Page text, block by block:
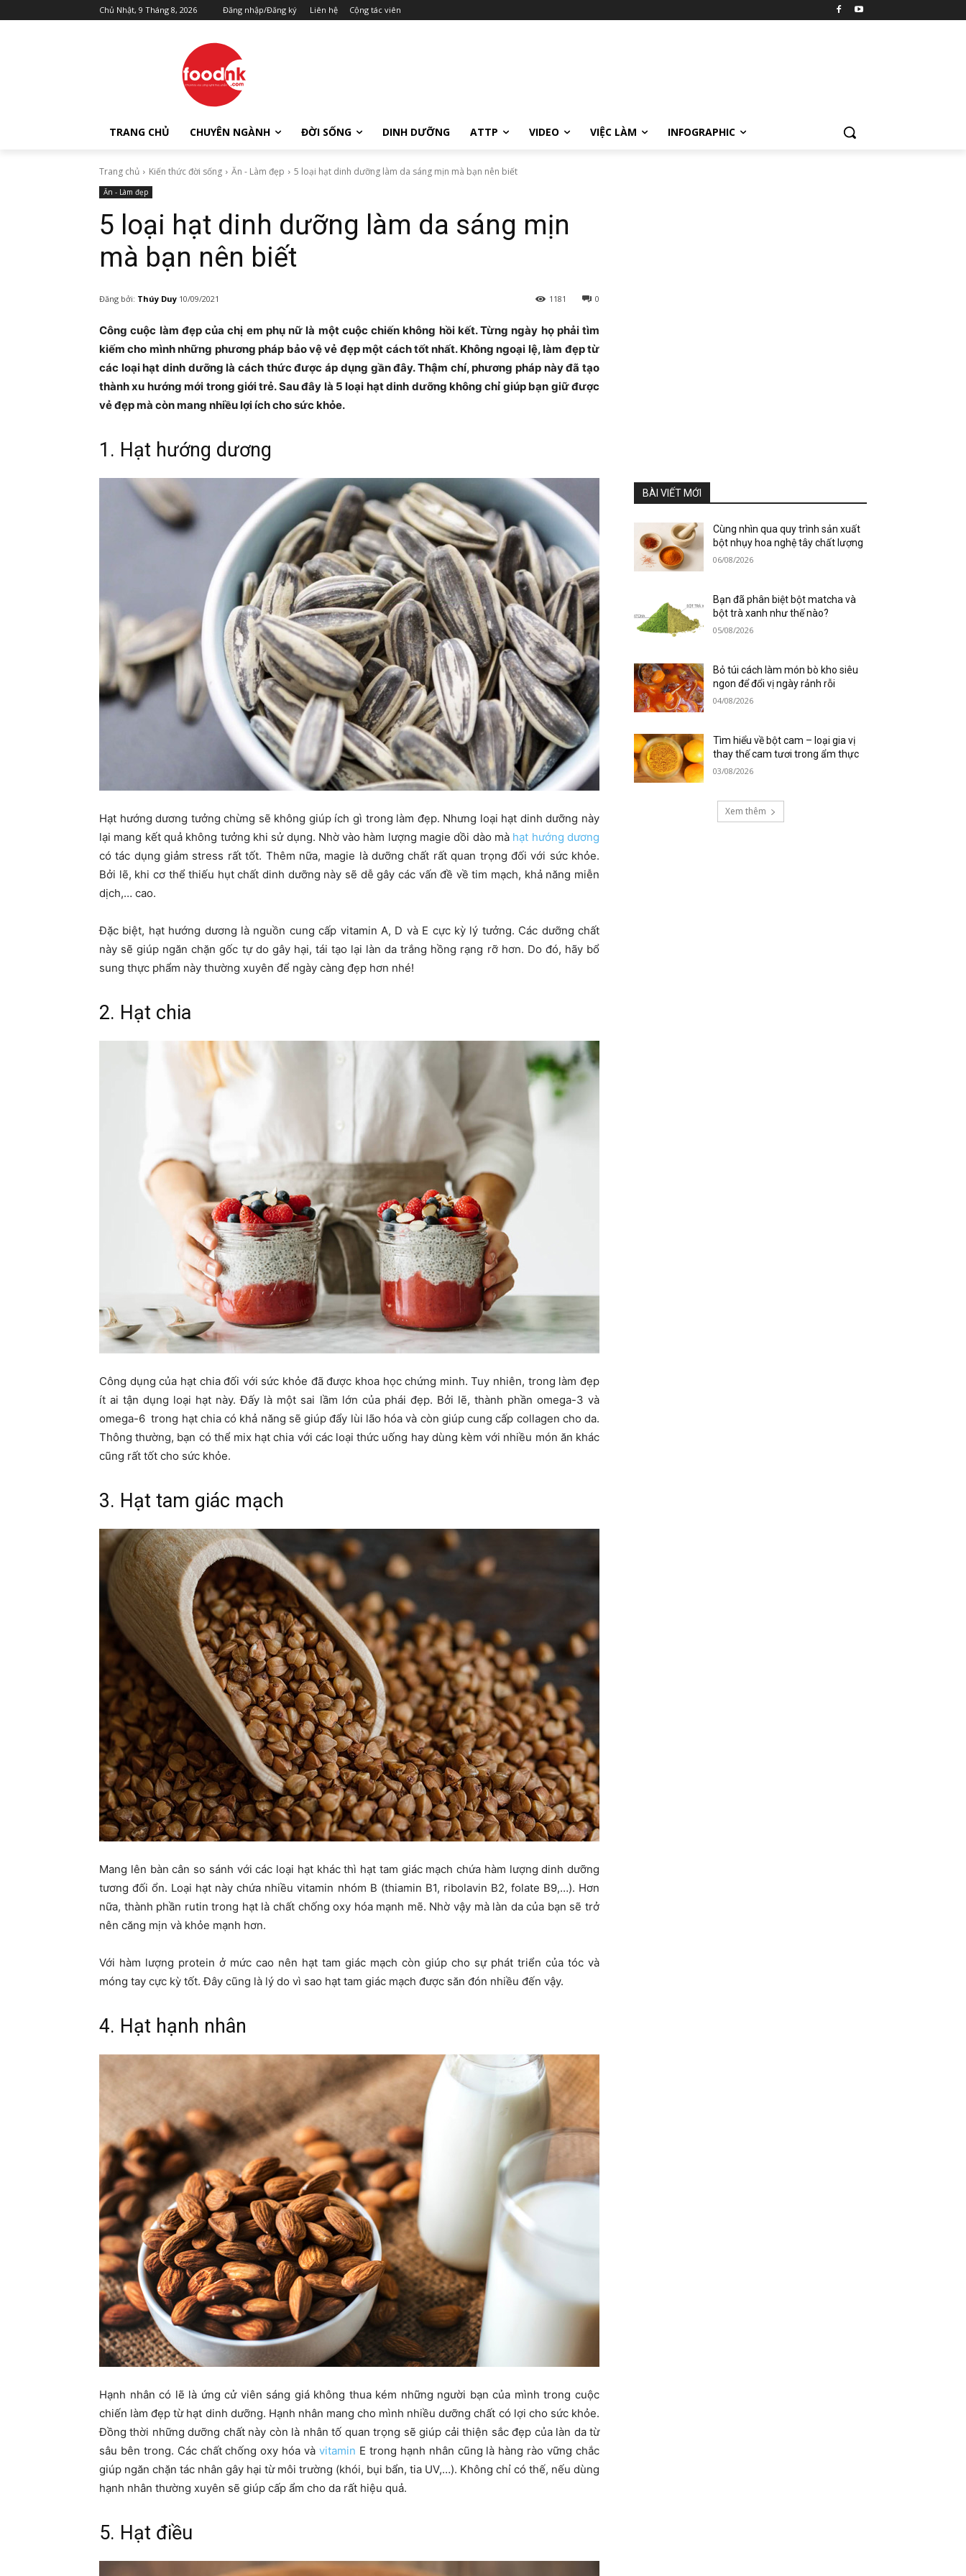
Chủ Nhật, 9 Tháng 8, 2026 Đăng nhập/Đăng ký Liên hệ Cộng tác viên
TRANG CHỦ CHUYÊN NGÀNH ĐỜI SỐNG DINH DƯỠNG ATTP VIDEO VIỆC LÀM INFOGRAPHIC
Trang chủ Kiến thức đời sống Ăn - Làm đẹp 5 loại hạt dinh dưỡng làm da sáng mịn mà bạn nên biết
Ăn - Làm đẹp
5 loại hạt dinh dưỡng làm da sáng mịn
mà bạn nên biết
Đăng bởi: Thúy Duy 10/09/2021 0
1181
Công cuộc làm đẹp của chị em phụ nữ là một cuộc chiến không hồi kết. Từng ngày họ phải tìm
kiếm cho mình những phương pháp bảo vệ vẻ đẹp một cách tốt nhất. Không ngoại lệ, làm đẹp từ
các loại hạt dinh dưỡng là cách thức được áp dụng gần đây. Thậm chí, phương pháp này đã tạo
thành xu hướng mới trong giới trẻ. Sau đây là 5 loại hạt dinh dưỡng không chỉ giúp bạn giữ được
vẻ đẹp mà còn mang nhiều lợi ích cho sức khỏe.
1. Hạt hướng dương
Hạt hướng dương tưởng chừng sẽ không giúp ích gì trong làm đẹp. Nhưng loại hạt dinh dưỡng này
lại mang kết quả không tưởng khi sử dụng. Nhờ vào hàm lượng magie dồi dào mà hạt hướng dương
có tác dụng giảm stress rất tốt. Thêm nữa, magie là dưỡng chất rất quan trọng đối với sức khỏe.
Bởi lẽ, khi cơ thể thiếu hụt chất dinh dưỡng này sẽ dễ gây các vấn đề về tim mạch, khả năng miễn
dịch,… cao.
Đặc biệt, hạt hướng dương là nguồn cung cấp vitamin A, D và E cực kỳ lý tưởng. Các dưỡng chất
này sẽ giúp ngăn chặn gốc tự do gây hại, tái tạo lại làn da trắng hồng rạng rỡ hơn. Do đó, hãy bổ
sung thực phẩm này thường xuyên để ngày càng đẹp hơn nhé!
2. Hạt chia
Công dụng của hạt chia đối với sức khỏe đã được khoa học chứng minh. Tuy nhiên, trong làm đẹp
ít ai tận dụng loại hạt này. Đấy là một sai lầm lớn của phái đẹp. Bởi lẽ, thành phần omega-3 và
omega-6 trong hạt chia có khả năng sẽ giúp đẩy lùi lão hóa và còn giúp cung cấp collagen cho da.
Thông thường, bạn có thể mix hạt chia với các loại thức uống hay dùng kèm với nhiều món ăn khác
cũng rất tốt cho sức khỏe.
3. Hạt tam giác mạch
Mang lên bàn cân so sánh với các loại hạt khác thì hạt tam giác mạch chứa hàm lượng dinh dưỡng
tương đối ổn. Loại hạt này chứa nhiều vitamin nhóm B (thiamin B1, ribolavin B2, folate B9,…). Hơn
nữa, thành phần rutin trong hạt là chất chống oxy hóa mạnh mẽ. Nhờ vậy mà làn da của bạn sẽ trở
nên căng mịn và khỏe mạnh hơn.
Với hàm lượng protein ở mức cao nên hạt tam giác mạch còn giúp cho sự phát triển của tóc và
móng tay cực kỳ tốt. Đây cũng là lý do vì sao hạt tam giác mạch được săn đón nhiều đến vậy.
4. Hạt hạnh nhân
Hạnh nhân có lẽ là ứng cử viên sáng giá không thua kém những người bạn của mình trong cuộc
chiến làm đẹp từ hạt dinh dưỡng. Hạnh nhân mang cho mình nhiều dưỡng chất có lợi cho sức khỏe.
Đồng thời những dưỡng chất này còn là nhân tố quan trọng sẽ giúp cải thiện sắc đẹp của làn da từ
sâu bên trong. Các chất chống oxy hóa vàvitamin E trong hạnh nhân cũng là hàng rào vững chắc
giúp ngăn chặn tác nhân gây hại từ môi trường (khói, bụi bẩn, tia UV,…). Không chỉ có thế, nếu dùng
hạnh nhân thường xuyên sẽ giúp cấp ẩm cho da rất hiệu quả.
5. Hạt điều
BÀI VIẾT MỚI
Cùng nhìn qua quy trình sản xuất
bột nhụy hoa nghệ tây chất lượng
06/08/2026
Bạn đã phân biệt bột matcha và
bột trà xanh như thế nào?
05/08/2026
Bỏ túi cách làm món bò kho siêu
ngon để đổi vị ngày rảnh rỗi
04/08/2026
Tìm hiểu về bột cam – loại gia vị
thay thế cam tươi trong ẩm thực
03/08/2026
Xem thêm